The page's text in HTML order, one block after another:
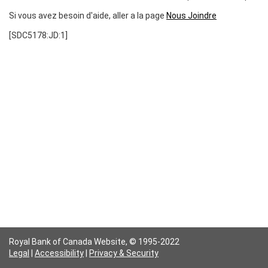
Si vous avez besoin d'aide, aller a la page Nous Joindre
[SDC5178:JD:1]
Royal Bank of Canada Website, © 1995-2022
Legal
Accessibility Privacy & Security